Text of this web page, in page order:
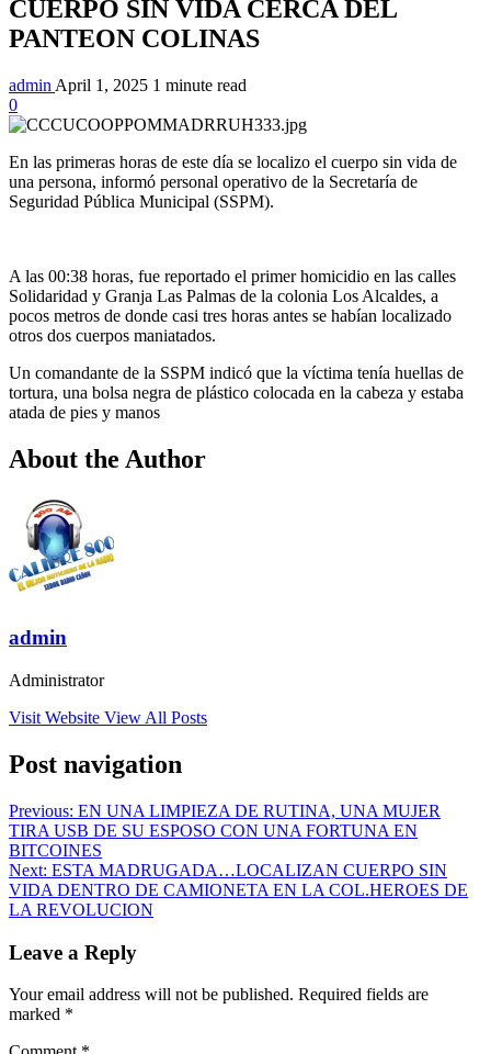
CUERPO SIN VIDA CERCA DEL
PANTEON COLINAS
admin April 1, 2025 1 minute read
0
En las primeras horas de este día se localizo el cuerpo sin vida de
una persona, informó personal operativo de la Secretaría de
Seguridad Pública Municipal (SSPM).
A las 00:38 horas, fue reportado el primer homicidio en las calles
Solidaridad y Granja Las Palmas de la colonia Los Alcaldes, a
pocos metros de donde casi tres horas antes se habían localizado
otros dos cuerpos maniatados.
Un comandante de la SSPM indicó que la víctima tenía huellas de
tortura, una bolsa negra de plástico colocada en la cabeza y estaba
atada de pies y manos
About the Author
admin
Administrator
Visit Website View All Posts
Post navigation
Previous: EN UNA LIMPIEZA DE RUTINA, UNA MUJER
TIRA USB DE SU ESPOSO CON UNA FORTUNA EN
BITCOINES
Next: ESTA MADRUGADA…LOCALIZAN CUERPO SIN
VIDA DENTRO DE CAMIONETA EN LA COL.HEROES DE
LA REVOLUCION
Leave a Reply
Your email address will not be published. Required fields are
marked *